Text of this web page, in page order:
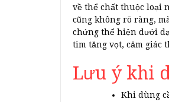
về thể chất thuộc loại
cũng không rõ ràng,
chứng thể hiện dưới
tim tǎng vọt, cảm giác
Lưu ý khi
Khi dùng